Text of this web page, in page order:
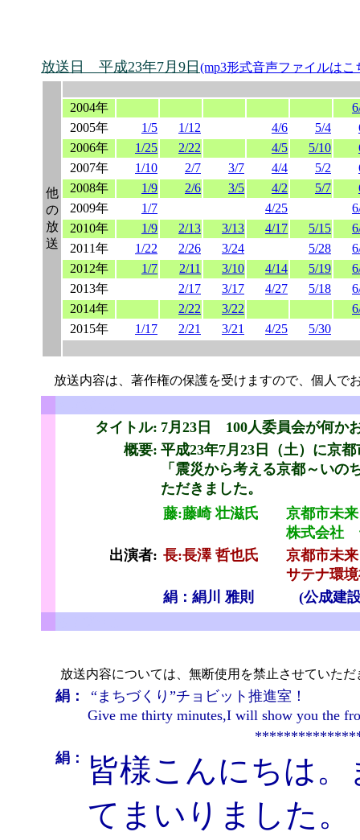
放送日 平成23年7月9日 (mp3形式音声ファイルは
他
の
放
送
2004年
2005年
1/5 1/12 4/6 5/4
2006年
1/25 2/22 4/5 5/10
2007年
1/10 2/7 3/7 4/4 5/2
2008年
1/9 2/6 3/5 4/2 5/7
2009年
1/7 4/25
2010年
1/9 2/13 3/13 4/17 5/15
2011年
1/22 2/26 3/24 5/28
2012年
1/7 2/11 3/10 4/14 5/19
2013年
2/17 3/17 4/27 5/18
2014年
2/22 3/22
2015年
1/17 2/21 3/21 4/25 5/30
放送内容は、著作権の保護を受けますので、個人で
タイトル: 7月23日 100人委員会が何か
概要: 平成23年7月23日（土）に京
「震災から考える京都～い
ただきました。
出演者:
藤:藤崎 壮滋氏
京都市未
株式会社
長:長澤 哲也氏
京都市未
サテナ環
絹：絹川 雅則
(公成建
放送内容については、無断使用を禁止させていただ
絹：
“まちづくり”チョビット推進室！
Give me thirty minutes,I will show you the
絹：
皆様こんにちは
てまいりました。